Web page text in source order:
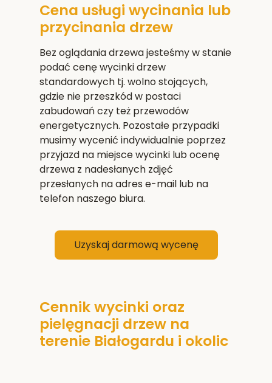
Cena usługi wycinania lub
przycinania drzew
Bez oglądania drzewa jesteśmy w stanie
podać cenę wycinki drzew
standardowych tj. wolno stojących,
gdzie nie przeszkód w postaci
zabudowań czy też przewodów
energetycznych. Pozostałe przypadki
musimy wycenić indywidualnie poprzez
przyjazd na miejsce wycinki lub ocenę
drzewa z nadesłanych zdjęć
przesłanych na adres e-mail lub na
telefon naszego biura.
Uzyskaj darmową wycenę
Cennik wycinki oraz
pielęgnacji drzew na
terenie Białogardu i okolic